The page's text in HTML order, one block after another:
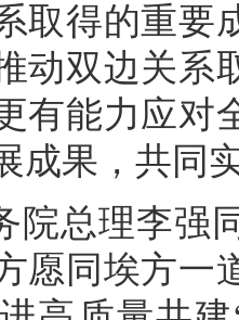
取得的重要
动双边关系
有能力应对
成果，共同
院总理李强
愿同埃方一